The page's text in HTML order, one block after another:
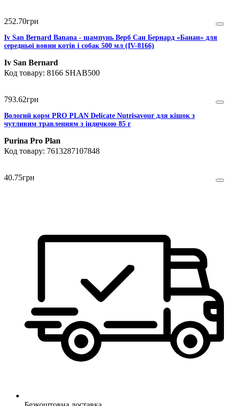
252.70грн
Iv San Bernard Banana - шампунь Верб Сан Бернард «Банан» для
середньої вовни котів і собак 500 мл (IV-8166)
Iv San Bernard
8166 SHAB500
793.62грн
Вологий корм PRO PLAN Delicate Nutrisavour для кішок з
чутливим травленням з індичкою 85 г
Purina Pro Plan
7613287107848
40.75грн